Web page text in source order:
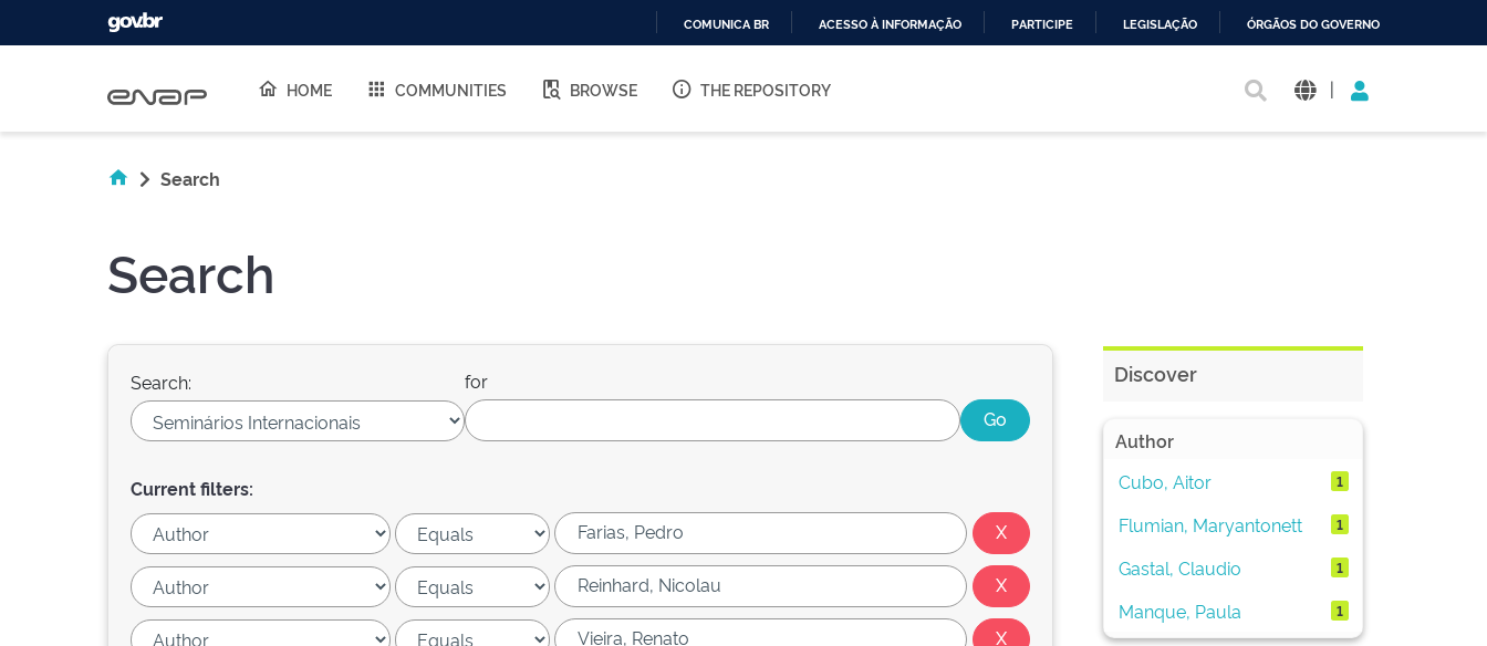
O
COMUNICA BR ACESSO À INFORMAÇÃO PARTICIPE LEGISLAÇÃO ÓRGÃOS DO GOVERNO
HOME COMMUNITIES BROWSE THE REPOSITORY |
Search
Search
Search: for
Current filters:
Discover
Author
Cubo, Aitor
1
Flumian, Maryantonett 1
Gastal, Claudio 1
Manque, Paula 1